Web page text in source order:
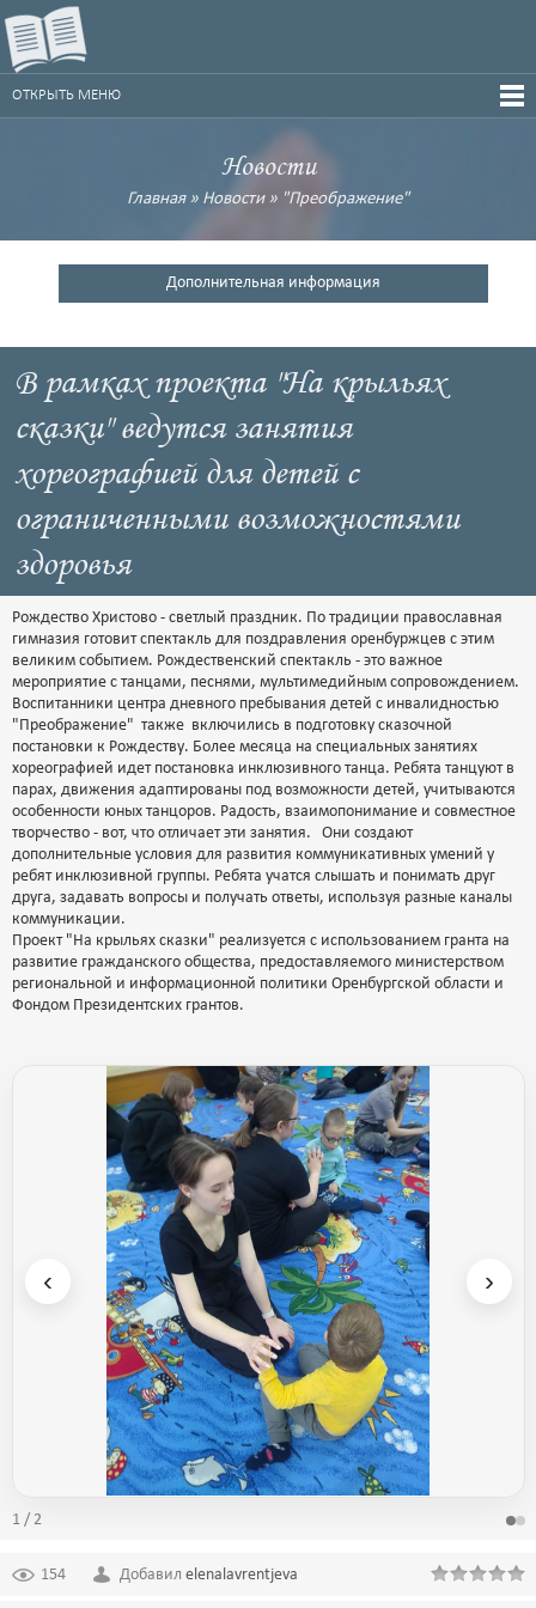
ОТКРЫТЬ МЕНЮ
Новости
Главная» Новости» "Преображение"
Дополнительная информация
В рамках проекта "На крыльях
сказки" ведутся занятия
хореографией для детей с
ограниченными возможностями
здоровья
Рождество Христово - светлый праздник. По традиции православная
гимназия готовит спектакль для поздравления оренбуржцев с этим
великим событием. Рождественский спектакль - это важное
мероприятие с танцами, песнями, мультимедийным сопровождением.
Воспитанники центра дневного пребывания детей с инвалидностью
"Преображение" также включились в подготовку сказочной
постановки к Рождеству. Более месяца на специальных занятиях
хореографией идет постановка инклюзивного танца. Ребята танцуют в
парах, движения адаптированы под возможности детей, учитываются
особенности юных танцоров. Радость, взаимопонимание и совместное
творчество - вот, что отличает эти занятия. Они создают
дополнительные условия для развития коммуникативных умений у
ребят инклюзивной группы. Ребята учатся слышать и понимать друг
друга, задавать вопросы и получать ответы, используя разные каналы
коммуникации.
Проект "На крыльях сказки" реализуется с использованием гранта на
развитие гражданского общества, предоставляемого министерством
региональной и информационной политики Оренбургской области и
Фондом Президентских грантов.
‹ ›
1 / 2
154 Добавил elenalavrentjeva